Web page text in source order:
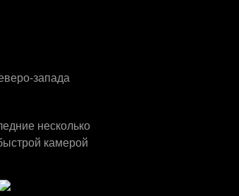
запада
несколько
камерой